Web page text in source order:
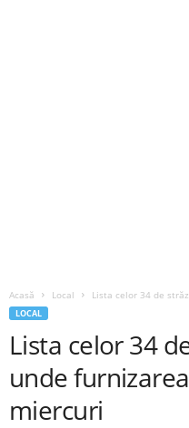
Acasă Local Lista celor 34 de
LOCAL
Lista celor 34
unde
miercuri